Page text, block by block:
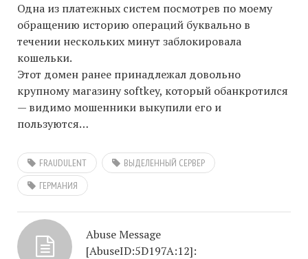
Одна из платежных систем посмотрев по моему
обращению историю операций буквально в
течении нескольких минут заблокировала
кошельки.
Этот домен ранее принадлежал довольно
крупному магазину softkey, который обанкротился
— видимо мошенники выкупили его и
пользуются…
FRAUDULENT
ВЫДЕЛЕННЫЙ СЕРВЕР
ГЕРМАНИЯ
Abuse Message
[AbuseID:5D197A:12]: